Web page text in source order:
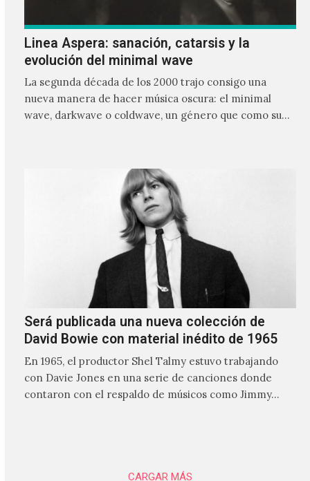
Linea Aspera: sanación, catarsis y la
evolución del minimal wave
La segunda década de los 2000 trajo consigo una
nueva manera de hacer música oscura: el minimal
wave, darkwave o coldwave, un género que como su
Será publicada una nueva colección de
David Bowie con material inédito de 1965
En 1965, el productor Shel Talmy estuvo trabajando
con Davie Jones en una serie de canciones donde
contaron con el respaldo de músicos como Jimmy…
CARGAR MÁS